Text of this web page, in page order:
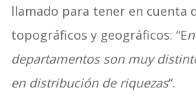
llamado para tener en cuenta
topográficos y geográficos: “E
departamentos son muy
en distribución de riquezas“.